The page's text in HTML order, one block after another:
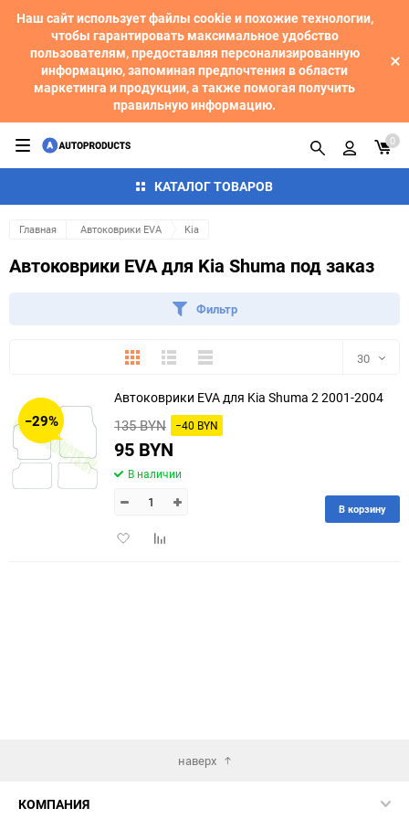
Наш сайт использует файлы cookie и похожие технологии,
чтобы гарантировать максимальное удобство
пользователям, предоставляя персонализированную
информацию, запоминая предпочтения в области
маркетинга и продукции, а также помогая получить
правильную информацию.
КАТАЛОГ ТОВАРОВ
0
Главная Автоковрики EVA Kia
Автоковрики EVA для Kia Shuma под заказ
Фильтр
ПлиткаПодробноКомпактно 30
30
150
−29%
Автоковрики EVA для Kia Shuma 2 2001-2004
135 BYN −40 BYN
95 BYN
В наличии
ДобавитьДобавить
В корзину
наверх
КОМПАНИЯ